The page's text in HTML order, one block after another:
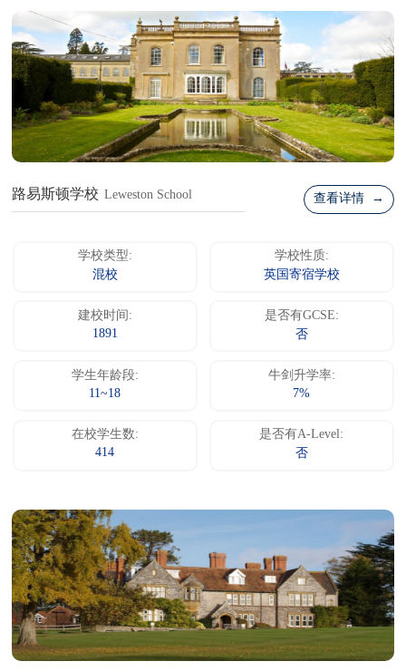
路易斯顿学校 Leweston School 查看详情 →
学校类型:
混校
学校性质:
英国寄宿学校
建校时间:
1891
是否有GCSE:
否
学生年龄段:
11~18
牛剑升学率:
7%
在校学生数:
414
是否有A-Level:
否